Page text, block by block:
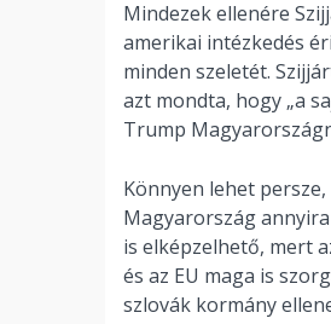
Mindezek ellenére
amerikai intézkedés
minden szeletét.
azt mondta, hogy „a
Trump
Könnyen lehet
Magyarország
is elképzelhető, mert
és az EU maga is
szlovák kormány